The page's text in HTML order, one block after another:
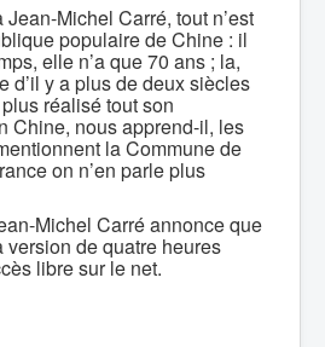
Michel Carré, tout n’est
populaire de Chine : il
elle n’a que 70 ans ; la,
d’il y a plus de deux siècles
réalisé tout son
Chine, nous apprend-il, les
la Commune de
on n’en parle plus
Michel Carré annonce que
de quatre heures
libre sur le net.